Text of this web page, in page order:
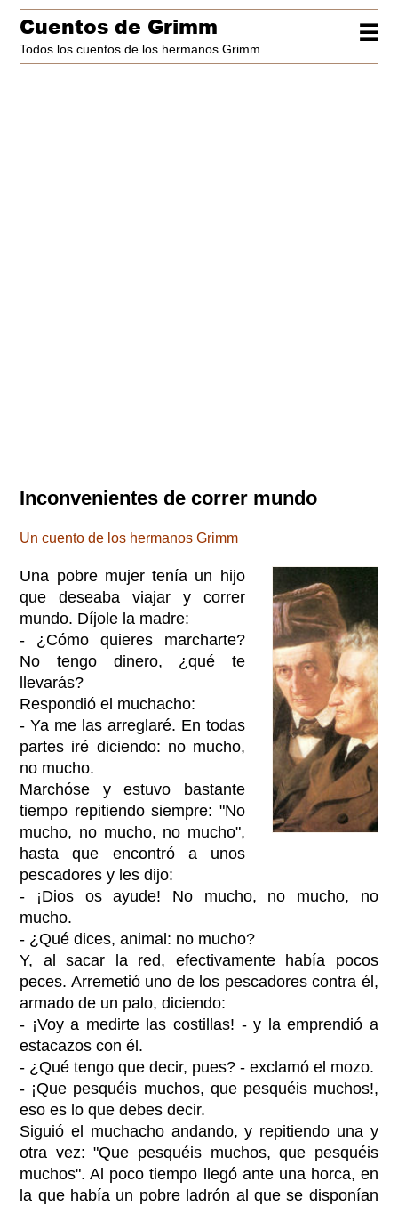
☰
Cuentos de Grimm
Todos los cuentos de los hermanos Grimm
Inconvenientes de correr mundo
Un cuento de los hermanos Grimm
Una pobre mujer tenía un hijo
que deseaba viajar y correr
mundo. Díjole la madre:
- ¿Cómo quieres marcharte?
No tengo dinero, ¿qué te
llevarás?
Respondió el muchacho:
- Ya me las arreglaré. En todas
partes iré diciendo: no mucho,
no mucho.
Marchóse y estuvo bastante
tiempo repitiendo siempre: "No
mucho, no mucho, no mucho",
hasta que encontró a unos
pescadores y les dijo:
- ¡Dios os ayude! No mucho, no mucho, no
mucho.
- ¿Qué dices, animal: no mucho?
Y, al sacar la red, efectivamente había pocos
peces. Arremetió uno de los pescadores contra él,
armado de un palo, diciendo:
- ¡Voy a medirte las costillas! - y la emprendió a
estacazos con él.
- ¿Qué tengo que decir, pues? - exclamó el mozo.
- ¡Que pesquéis muchos, que pesquéis muchos!,
eso es lo que debes decir.
Siguió el muchacho andando, y repitiendo una y
otra vez: "Que pesquéis muchos, que pesquéis
muchos". Al poco tiempo llegó ante una horca, en
la que había un pobre ladrón al que se disponían